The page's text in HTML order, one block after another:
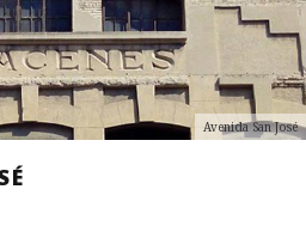
Avenida San José